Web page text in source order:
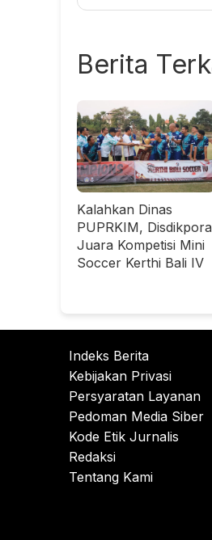
Berita
Kalahkan Dinas
PUPRKIM, Disdikpora
Juara Kompetisi Mini
Soccer Kerthi Bali IV
Indeks Berita
Kebijakan Privasi
Persyaratan Layanan
Pedoman Media Siber
Kode Etik Jurnalis
Redaksi
Tentang Kami